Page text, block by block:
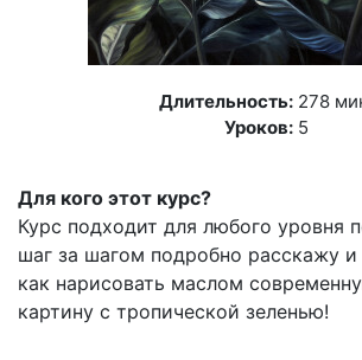
Длительность:278
Уроков:5
Для кого этот курс?
Курс подходит для любого уровня
шаг за шагом подробно расскажу
как нарисовать маслом
картину с тропической зеленью!